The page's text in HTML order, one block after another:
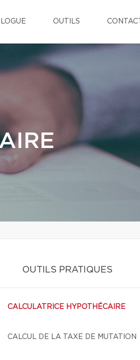
OUTILS CONTACT
OUTILS PRATIQUES
CALCULATRICE HYPOTHÉCAIRE
CALCUL DE LA TAXE DE MUTATION